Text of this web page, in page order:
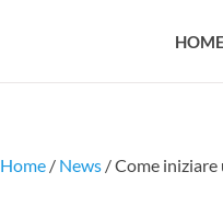
HOME
Home / News / Come